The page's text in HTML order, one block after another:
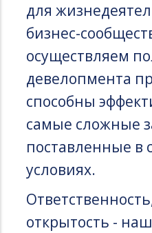
для
бизнес-
осуществляем
девелопмента
способны
самые сложные
поставленные в
условиях.
открытость -